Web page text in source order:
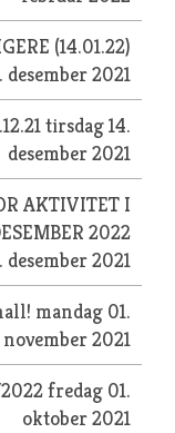
(14.01.22)
desember 2021
tirsdag 14.
desember 2021
AKTIVITET I
2022
2021
mandag 01.
november 2021
fredag 01.
oktober 2021